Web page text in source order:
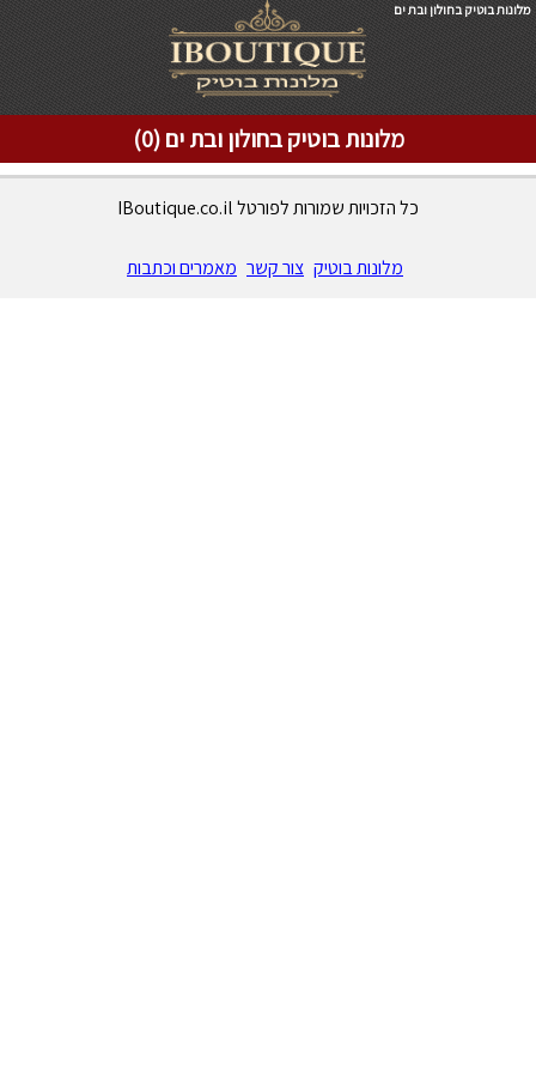
מלונות בוטיק בחולון ובת ים
מלונות בוטיק בחולון ובת ים (0)
כל הזכויות שמורות לפורטל IBoutique.co.il
מלונות בוטיק צור קשר מאמרים וכתבות